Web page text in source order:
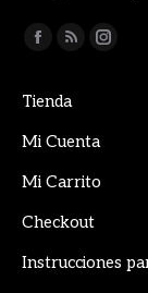
Encuéntranos en:
Facebook
opens
in
window
Rss
opens
in
window
Tienda
Mi Cuenta
Mi Carrito
Checkout
Instrucciones